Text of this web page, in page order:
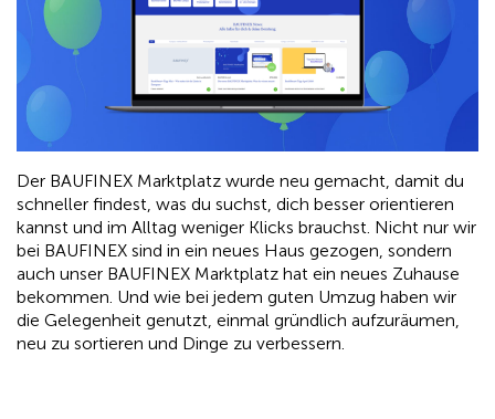
Der BAUFINEX Marktplatz wurde neu gemacht, damit du
schneller findest, was du suchst, dich besser orientieren
kannst und im Alltag weniger Klicks brauchst. Nicht nur wir
bei BAUFINEX sind in ein neues Haus gezogen, sondern
auch unser BAUFINEX Marktplatz hat ein neues Zuhause
bekommen. Und wie bei jedem guten Umzug haben wir
die Gelegenheit genutzt, einmal gründlich aufzuräumen,
neu zu sortieren und Dinge zu verbessern.